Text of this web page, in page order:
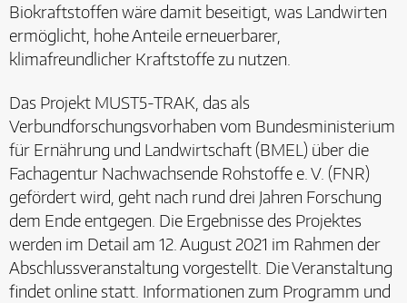
Biokraftstoffen wäre damit beseitigt, was Landwirten
ermöglicht, hohe Anteile erneuerbarer,
klimafreundlicher Kraftstoffe zu nutzen.
Das Projekt MUST5-TRAK, das als
Verbundforschungsvorhaben vom Bundesministerium
für Ernährung und Landwirtschaft (BMEL) über die
Fachagentur Nachwachsende Rohstoffe e. V. (FNR)
gefördert wird, geht nach rund drei Jahren Forschung
dem Ende entgegen. Die Ergebnisse des Projektes
werden im Detail am 12. August 2021 im Rahmen der
Abschlussveranstaltung vorgestellt. Die Veranstaltung
findet online statt. Informationen zum Programm und